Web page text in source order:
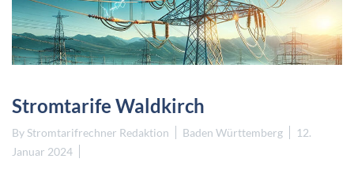
Stromtarife Waldkirch
By Stromtarifrechner Redaktion Baden Württemberg
12.
Januar 2024